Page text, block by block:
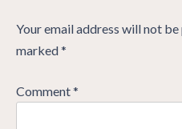
Your email address will not
marked*
Comment*